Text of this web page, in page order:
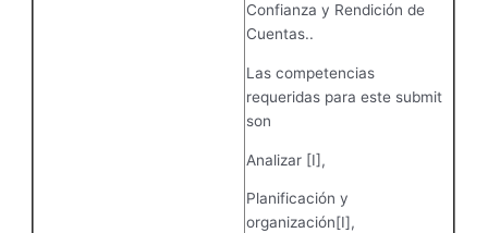
Confianza y Rendición de
Cuentas..
Las competencias
requeridas para este submit
son
Analizar [I],
Planificación y
organización[I],